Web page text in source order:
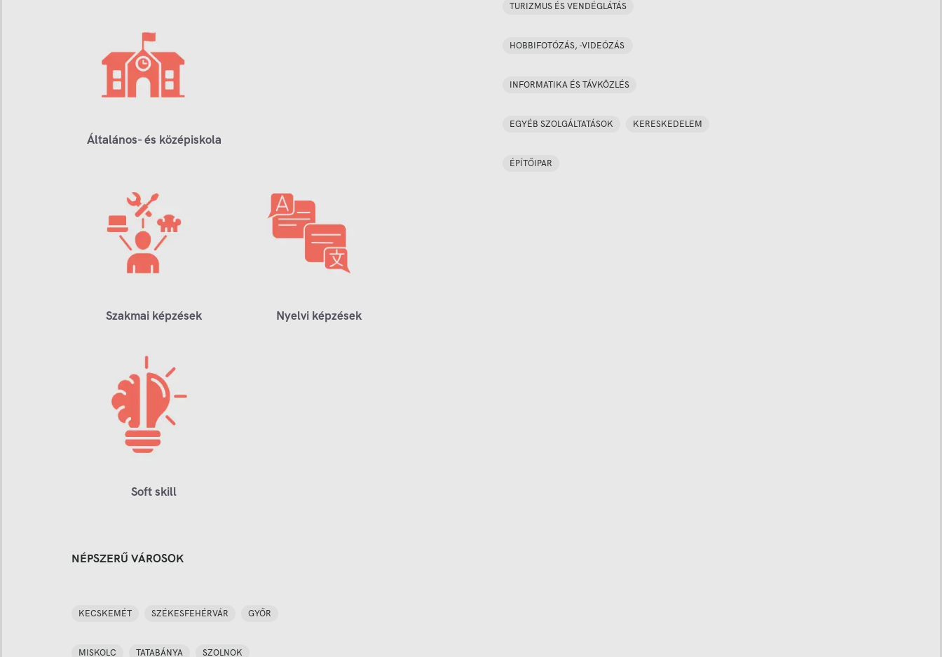
Általános- és középiskola
Szakmai képzések Nyelvi képzések
Soft skill
TURIZMUS ÉS VENDÉGLÁTÁS
HOBBIFOTÓZÁS, -VIDEÓZÁS
INFORMATIKA ÉS TÁVKÖZLÉS
EGYÉB SZOLGÁLTATÁSOK KERESKEDELEM
ÉPÍTŐIPAR
NÉPSZERŰ VÁROSOK
KECSKEMÉT SZÉKESFEHÉRVÁR GYŐR
MISKOLC TATABÁNYA SZOLNOK